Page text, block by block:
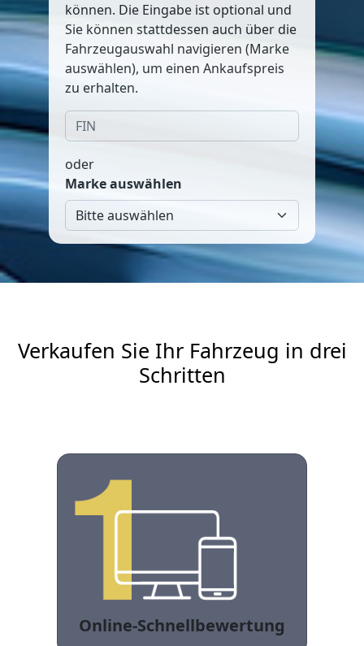
können. Die Eingabe ist optional und
Sie können stattdessen auch über die
Fahrzeugauswahl navigieren (Marke
auswählen), um einen Ankaufspreis
zu erhalten.
oder
Marke auswählen
Verkaufen Sie Ihr Fahrzeug in drei
Schritten
Online-Schnellbewertung